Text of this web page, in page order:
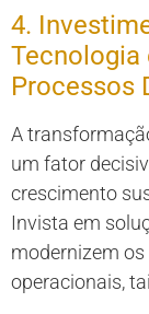
4.
Tecnologia
Processos
A
um fator
crescimento
Invista em
modernizem
operacionais,